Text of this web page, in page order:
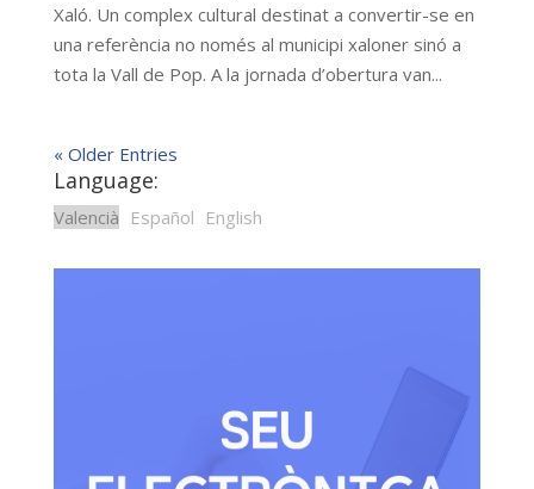
Xaló. Un complex cultural destinat a convertir-se en
una referència no només al municipi xaloner sinó a
tota la Vall de Pop. A la jornada d’obertura van...
« Older Entries
Language:
Valencià Español English